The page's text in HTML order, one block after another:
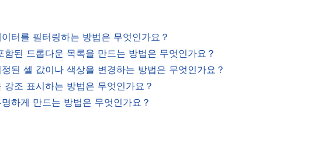
터를 필터링하는 방법은 무엇인가요？
된 드롭다운 목록을 만드는 방법은 무엇인가요？
된 셀 값이나 색상을 변경하는 방법은 무엇인가요？
조 표시하는 방법은 무엇인가요？
하게 만드는 방법은 무엇인가요？